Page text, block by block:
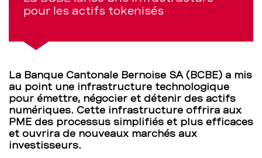
une
infrastructure
pour
les
actifs
tokenisés
service
pour les actifs tokenisés
La Banque Cantonale Bernoise SA (BCBE) a mis
au point une infrastructure technologique
pour émettre, négocier et détenir des actifs
numériques. Cette infrastructure offrira aux
PME des processus simplifiés et plus efficaces
et ouvrira de nouveaux marchés aux
investisseurs.